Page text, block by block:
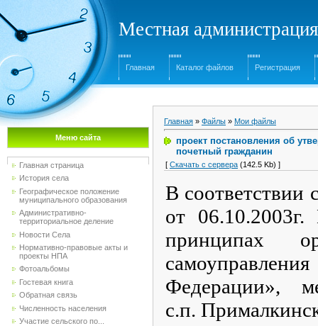
Местная
Главная Каталог файлов Регистрация
Меню сайта
Главная страница
История села
Географическое положение
муниципального образования
Административно-
территориальное деление
Новости Села
Нормативно-правовые акты и
проекты НПА
Фотоальбомы
Гостевая книга
Обратная связь
Численность населения
Участие сельского по...
Главная » Файлы » Мои файлы
проект постановления об
почетный гражданин
[ Скачать с сервера (142.5 Kb) ]
В соответствии
от
принципах
Федерации»,
с.п.